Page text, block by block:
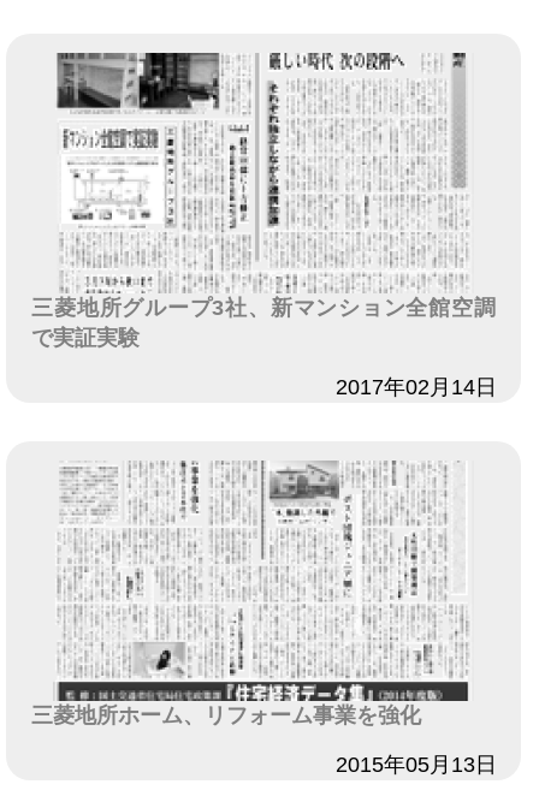
三菱地所グループ3社、新マンション全館空調
で実証実験
2017年02月14日
三菱地所ホーム、リフォーム事業を強化
2015年05月13日